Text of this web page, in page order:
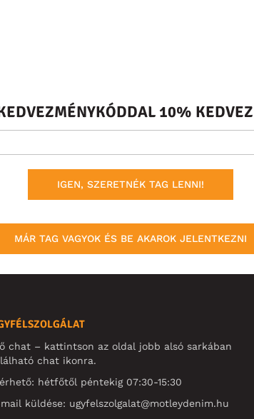
10%
IGEN, SZERETNÉK TAG LENNI!
MÁR TAG VAGYOK ÉS BE AKAROK JELENTKEZNI
chat – kattintson az oldal jobb alsó sarkában
chat ikonra.
hétfőtől péntekig 07:30-15:30
küldése: ugyfelszolgalat@motleydenim.hu